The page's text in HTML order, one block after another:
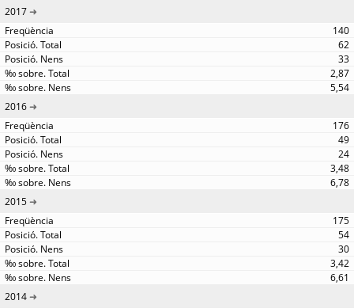
2017
140
62
33
2,87
5,54
2016
176
49
24
3,48
6,78
2015
175
54
30
3,42
6,61
2014